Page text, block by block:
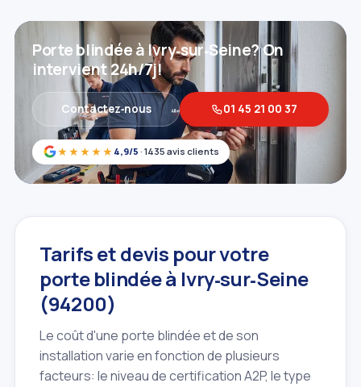
★★★★★ 4,9/5 · 1435 avis clients
Porte blindée à Ivry‑sur‑Seine? On
intervient 24h/7j!
Contactez‑nous 01 45 21 00 37
Tarifs et devis pour votre
porte blindée à Ivry‑sur‑Seine
(94200)
Le coût d'une porte blindée et de son
installation varie en fonction de plusieurs
facteurs: le niveau de certification A2P, le type